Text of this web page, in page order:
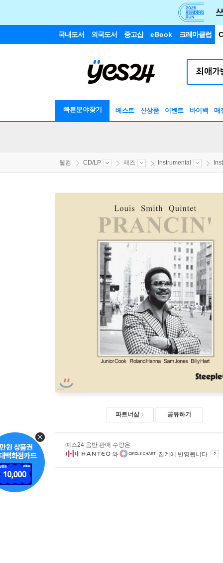
국내도서 외국도서 중고샵 eBook 크레마클럽
빠른분야찾기 베스트 신상품 이벤트 바이백 매
웰컴 CD/LP 재즈 Instrumental
파트너샵 공유하기
예스24 음반 판매 수량은
와
집계에 반영됩니다.